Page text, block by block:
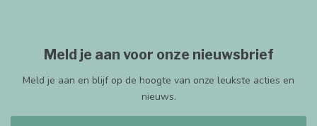
Meld je aan voor onze nieuwsbrief
Meld je aan en blijf op de hoogte van onze leukste acties en
nieuws.